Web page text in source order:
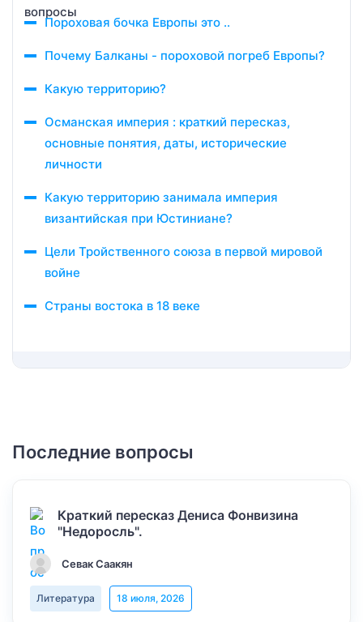
Пороховая бочка Европы это ..
Почему Балканы - пороховой погреб Европы?
Какую территорию?
Османская империя : краткий пересказ,
основные понятия, даты, исторические
личности
Какую территорию занимала империя
византийская при Юстиниане?
Цели Тройственного союза в первой мировой
войне
Страны востока в 18 веке
Последние вопросы
Краткий пересказ Дениса Фонвизина
"Недоросль".
Севак Саакян
Литература 18 июля, 2026